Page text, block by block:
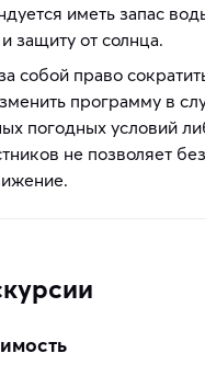
иметь запас
защиту от солнца.
собой право
программу в
погодных условий
не позволяет